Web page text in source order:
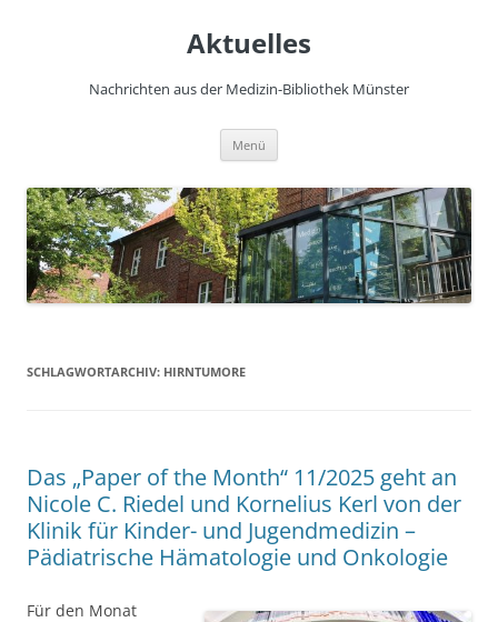
Aktuelles
Nachrichten aus der Medizin-Bibliothek Münster
Menü
SCHLAGWORTARCHIV: HIRNTUMORE
Das „Paper of the Month“ 11/2025 geht an
Nicole C. Riedel und Kornelius Kerl von der
Klinik für Kinder- und Jugendmedizin –
Pädiatrische Hämatologie und Onkologie
Für den Monat